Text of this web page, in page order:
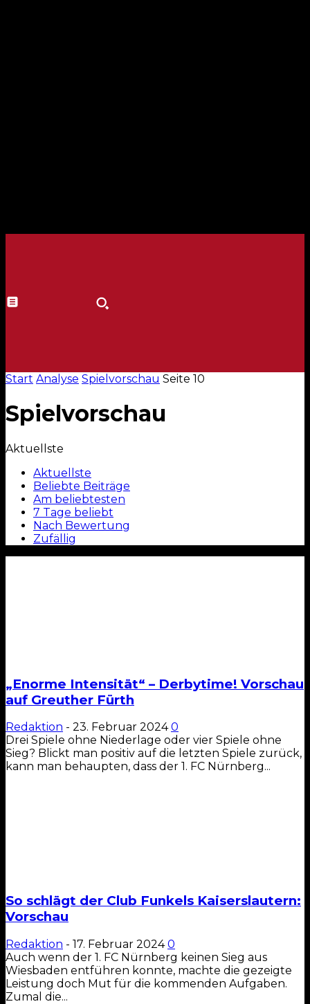
Start Analyse Spielvorschau Seite 10
Spielvorschau
Aktuellste
Aktuellste
Beliebte Beiträge
Am beliebtesten
7 Tage beliebt
Nach Bewertung
Zufällig
„Enorme Intensität“ – Derbytime! Vorschau
auf Greuther Fürth
Redaktion - 23. Februar 2024 0
Drei Spiele ohne Niederlage oder vier Spiele ohne
Sieg? Blickt man positiv auf die letzten Spiele zurück,
kann man behaupten, dass der 1. FC Nürnberg...
So schlägt der Club Funkels Kaiserslautern:
Vorschau
Redaktion - 17. Februar 2024 0
Auch wenn der 1. FC Nürnberg keinen Sieg aus
Wiesbaden entführen konnte, machte die gezeigte
Leistung doch Mut für die kommenden Aufgaben.
Zumal die...